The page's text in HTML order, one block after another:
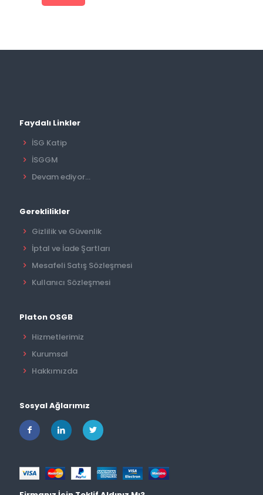
Faydalı Linkler
İSG Katip
İSGGM
Devam ediyor...
Gereklilikler
Gizlilik ve Güvenlik
İptal ve İade Şartları
Mesafeli Satış Sözleşmesi
Kullanıcı Sözleşmesi
Platon OSGB
Hizmetlerimiz
Kurumsal
Hakkımızda
Sosyal Ağlarımız